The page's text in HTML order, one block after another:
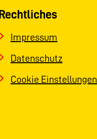
Rechtliches
Impressum
Datenschutz
Cookie Einstellungen